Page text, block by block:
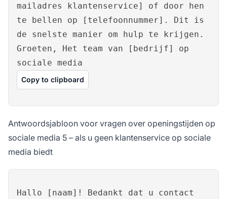
mailadres klantenservice] of door hen
te bellen op [telefoonnummer]. Dit is
de snelste manier om hulp te krijgen.
Groeten, Het team van [bedrijf] op
sociale media
Copy to clipboard
Antwoordsjabloon voor vragen over openingstijden op
sociale media 5 – als u geen klantenservice op sociale
media biedt
Hallo [naam]! Bedankt dat u contact